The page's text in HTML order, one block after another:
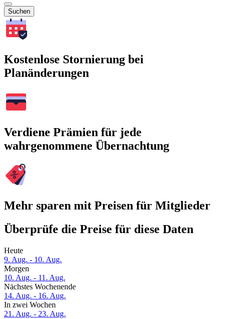
Suchen
Kostenlose Stornierung bei
Planänderungen
Verdiene Prämien für jede
wahrgenommene Übernachtung
Mehr sparen mit Preisen für Mitglieder
Überprüfe die Preise für diese Daten
Heute
9. Aug. - 10. Aug.
Morgen
10. Aug. - 11. Aug.
Nächstes Wochenende
14. Aug. - 16. Aug.
In zwei Wochen
21. Aug. - 23. Aug.